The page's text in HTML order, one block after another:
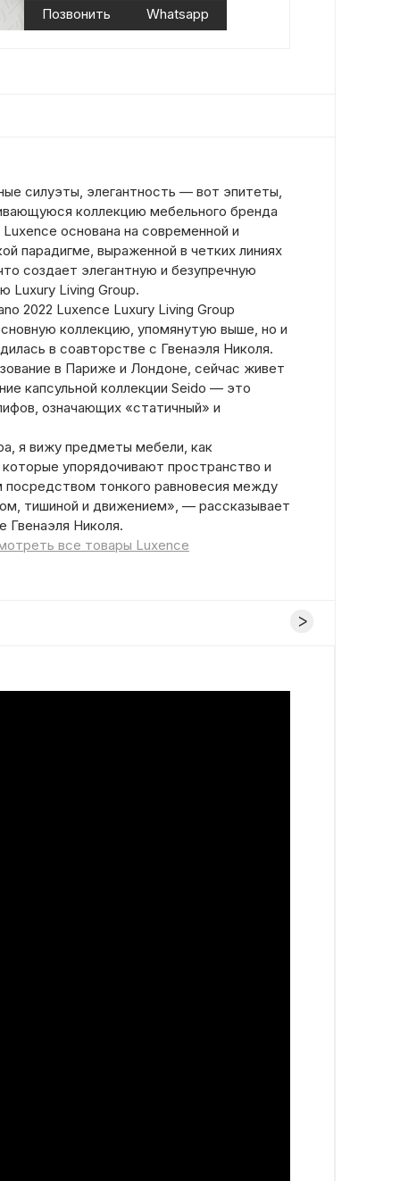
Позвонить
Whatsapp
силуэты, элегантность — вот эпитеты,
коллекцию мебельного бренда
основана на современной и
парадигме, выраженной в четких линиях
создает элегантную и безупречную
Luxury Living Group.
2022 Luxence Luxury Living Group
коллекцию, упомянутую выше, но и
в соавторстве с Гвенаэля Николя.
в Париже и Лондоне, сейчас живет
капсульной коллекции Seido — это
означающих «статичный» и
я вижу предметы мебели, как
упорядочивают пространство и
тонкого равновесия между
тишиной и движением», — рассказывает
Гвенаэля Николя.
все товары Luxence